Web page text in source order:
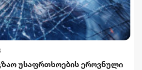
უსაფრთხოების ეროვნული